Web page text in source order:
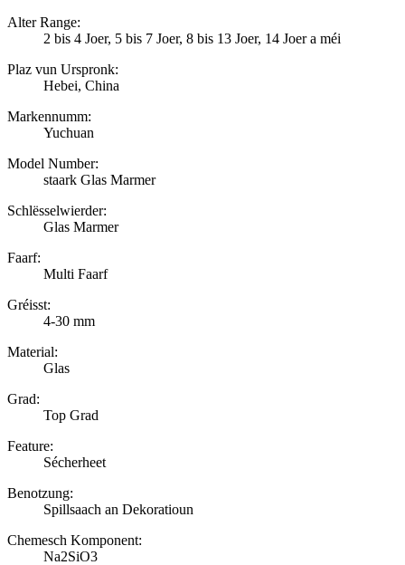
Alter Range:
2 bis 4 Joer, 5 bis 7 Joer, 8 bis 13 Joer, 14 Joer a méi
Plaz vun Urspronk:
Hebei, China
Markennumm:
Yuchuan
Model Number:
staark Glas Marmer
Schlësselwierder:
Glas Marmer
Faarf:
Multi Faarf
Gréisst:
4-30 mm
Material:
Glas
Grad:
Top Grad
Feature:
Sécherheet
Benotzung:
Spillsaach an Dekoratioun
Chemesch Komponent:
Na2SiO3